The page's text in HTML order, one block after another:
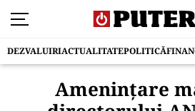
DEZVALUIRIACTUALITATEPOLITICĂ
Amenințare